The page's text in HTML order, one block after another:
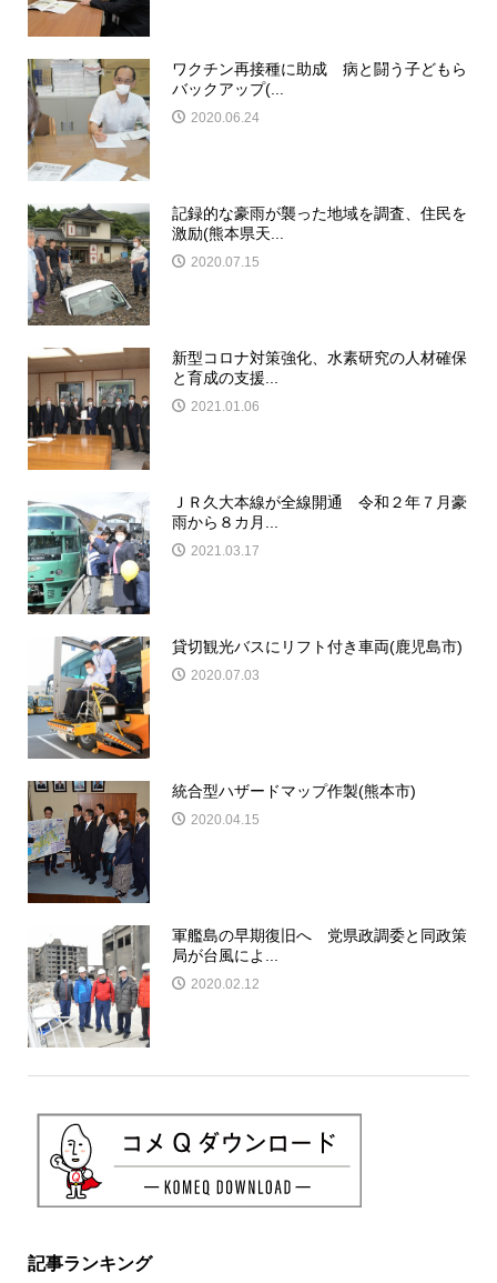
ワクチン再接種に助成 病と闘う子どもら
バックアップ(...
2020.06.24
記録的な豪雨が襲った地域を調査、住民を
激励(熊本県天...
2020.07.15
新型コロナ対策強化、水素研究の人材確保
と育成の支援...
2021.01.06
ＪＲ久大本線が全線開通 令和２年７月豪
雨から８カ月...
2021.03.17
貸切観光バスにリフト付き車両(鹿児島市)
2020.07.03
統合型ハザードマップ作製(熊本市)
2020.04.15
軍艦島の早期復旧へ 党県政調委と同政策
局が台風によ...
2020.02.12
記事ランキング